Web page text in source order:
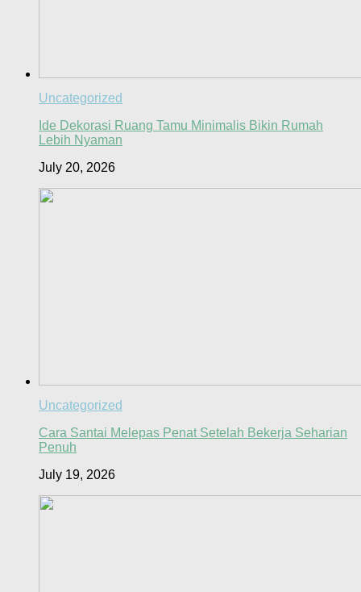
Uncategorized
Ide Dekorasi Ruang Tamu Minimalis Bikin Rumah
Lebih Nyaman
July 20, 2026
Uncategorized
Cara Santai Melepas Penat Setelah Bekerja Seharian
Penuh
July 19, 2026